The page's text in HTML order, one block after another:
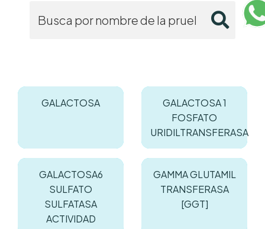
GALACTOSA
GALACTOSA 1
FOSFATO
URIDILTRANSFERASA
GALACTOSA6
SULFATO
SULFATASA
ACTIVIDAD
GAMMA GLUTAMIL
TRANSFERASA
[GGT]